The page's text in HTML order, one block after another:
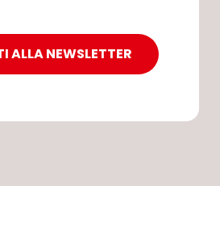
ALLA NEWSLETTER